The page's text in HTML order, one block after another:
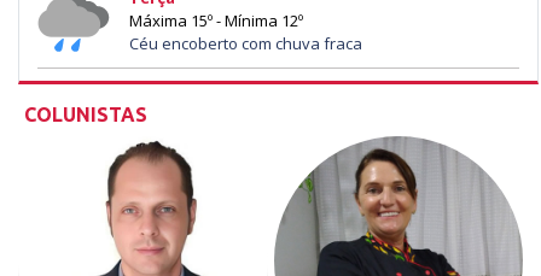
Máxima 15º - Mínima 12º
Céu encoberto com chuva fraca
COLUNISTAS